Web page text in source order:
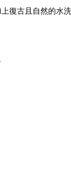
復古且自然的水